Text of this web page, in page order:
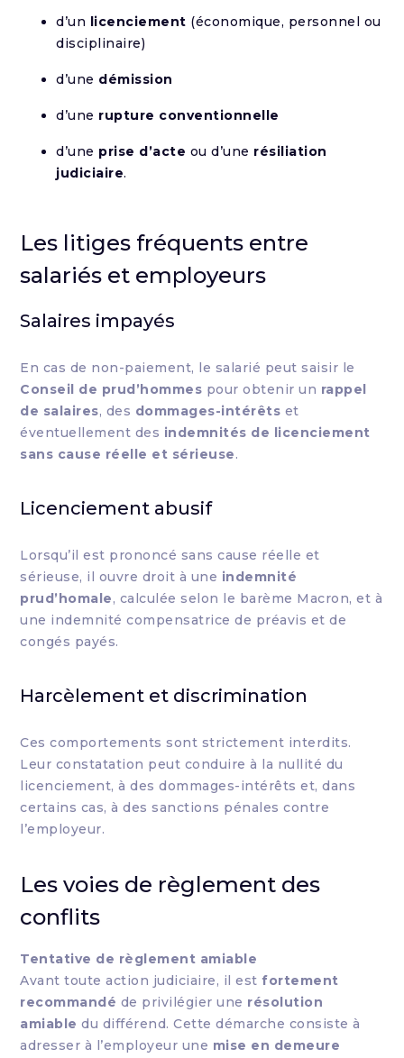
d’un licenciement (économique, personnel ou
disciplinaire)
d’une démission
d’une rupture conventionnelle
d’une prise d’acte ou d’une résiliation
judiciaire.
Les litiges fréquents entre
salariés et employeurs
Salaires impayés
En cas de non-paiement, le salarié peut saisir le
Conseil de prud’hommes pour obtenir un rappel
de salaires, des dommages-intérêts et
éventuellement des indemnités de licenciement
sans cause réelle et sérieuse.
Licenciement abusif
Lorsqu’il est prononcé sans cause réelle et
sérieuse, il ouvre droit à une indemnité
prud’homale, calculée selon le barème Macron, et à
une indemnité compensatrice de préavis et de
congés payés.
Harcèlement et discrimination
Ces comportements sont strictement interdits.
Leur constatation peut conduire à la nullité du
licenciement, à des dommages-intérêts et, dans
certains cas, à des sanctions pénales contre
l’employeur.
Les voies de règlement des
conflits
Tentative de règlement amiable
Avant toute action judiciaire, il est fortement
recommandé de privilégier une résolution
amiable du différend. Cette démarche consiste à
adresser à l’employeur une mise en demeure